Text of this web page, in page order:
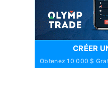
CRÉER
Obtenez 10 000 $